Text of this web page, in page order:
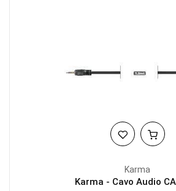
Karma
Karma - Cavo Audio